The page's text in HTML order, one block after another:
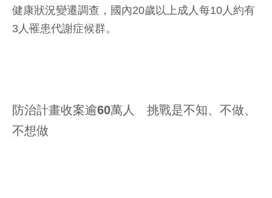
健康狀況變遷調查，國內20歲以上成人每10人約有
3人罹患代謝症候群。
防治計畫收案逾60萬人 挑戰是不知、不做、
不想做